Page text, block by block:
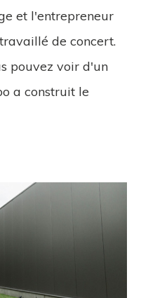
et l'entrepreneur
de concert.
pouvez voir d'un
a construit le